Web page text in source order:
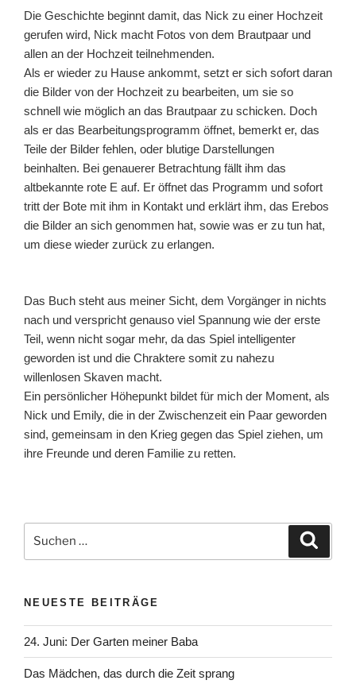
Die Geschichte beginnt damit, das Nick zu einer Hochzeit
gerufen wird, Nick macht Fotos von dem Brautpaar und
allen an der Hochzeit teilnehmenden.
Als er wieder zu Hause ankommt, setzt er sich sofort daran
die Bilder von der Hochzeit zu bearbeiten, um sie so
schnell wie möglich an das Brautpaar zu schicken. Doch
als er das Bearbeitungsprogramm öffnet, bemerkt er, das
Teile der Bilder fehlen, oder blutige Darstellungen
beinhalten. Bei genauerer Betrachtung fällt ihm das
altbekannte rote E auf. Er öffnet das Programm und sofort
tritt der Bote mit ihm in Kontakt und erklärt ihm, das Erebos
die Bilder an sich genommen hat, sowie was er zu tun hat,
um diese wieder zurück zu erlangen.
Das Buch steht aus meiner Sicht, dem Vorgänger in nichts
nach und verspricht genauso viel Spannung wie der erste
Teil, wenn nicht sogar mehr, da das Spiel intelligenter
geworden ist und die Chraktere somit zu nahezu
willenlosen Skaven macht.
Ein persönlicher Höhepunkt bildet für mich der Moment, als
Nick und Emily, die in der Zwischenzeit ein Paar geworden
sind, gemeinsam in den Krieg gegen das Spiel ziehen, um
ihre Freunde und deren Familie zu retten.
nach:
NEUESTE BEITRÄGE
24. Juni: Der Garten meiner Baba
Das Mädchen, das durch die Zeit sprang